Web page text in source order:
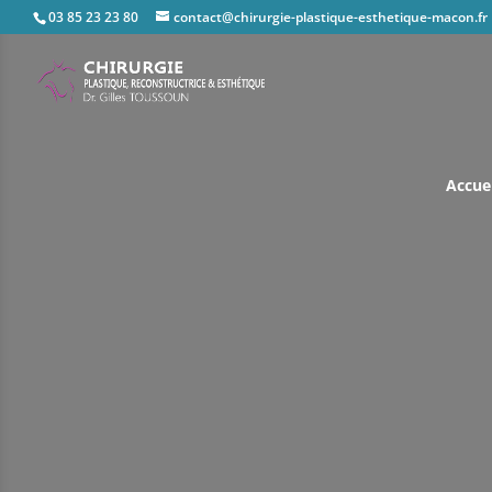
03 85 23 23 80 contact@chirurgie-plastique-esthetique-macon.fr